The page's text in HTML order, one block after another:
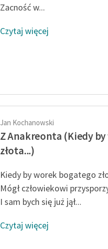
Zacność w...
Czytaj więcej
Jan Kochanowski
Z Anakreonta (Kiedy
złota...)
Kiedy by worek bogatego
Mógł człowiekowi
I sam bych się już jął...
Czytaj więcej